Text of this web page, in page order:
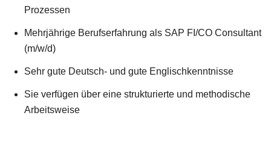
Prozessen
Mehrjährige Berufserfahrung als SAP FI/CO Consultant
(m/w/d)
Sehr gute Deutsch- und gute Englischkenntnisse
Sie verfügen über eine strukturierte und methodische
Arbeitsweise